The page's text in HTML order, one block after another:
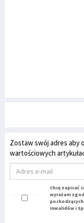
Zostaw swój adres aby
wartościowych
Chcę zapisać
wyrażam
Inwalidów i